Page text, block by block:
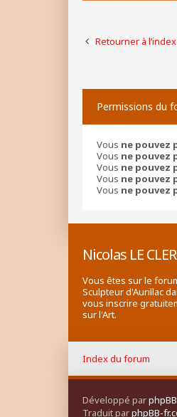
Retourner à
Permissions du
Vous ne pouvez
Vous ne pouvez
Vous ne pouvez
Vous ne pouvez
Vous ne pouvez
Nicolas LE
Vous êtes sur le
Sculpteur d'Aurillac
vous inscrire
sur l'Art.
Index du forum
Développé parphpBB
Traduit parphpBB-